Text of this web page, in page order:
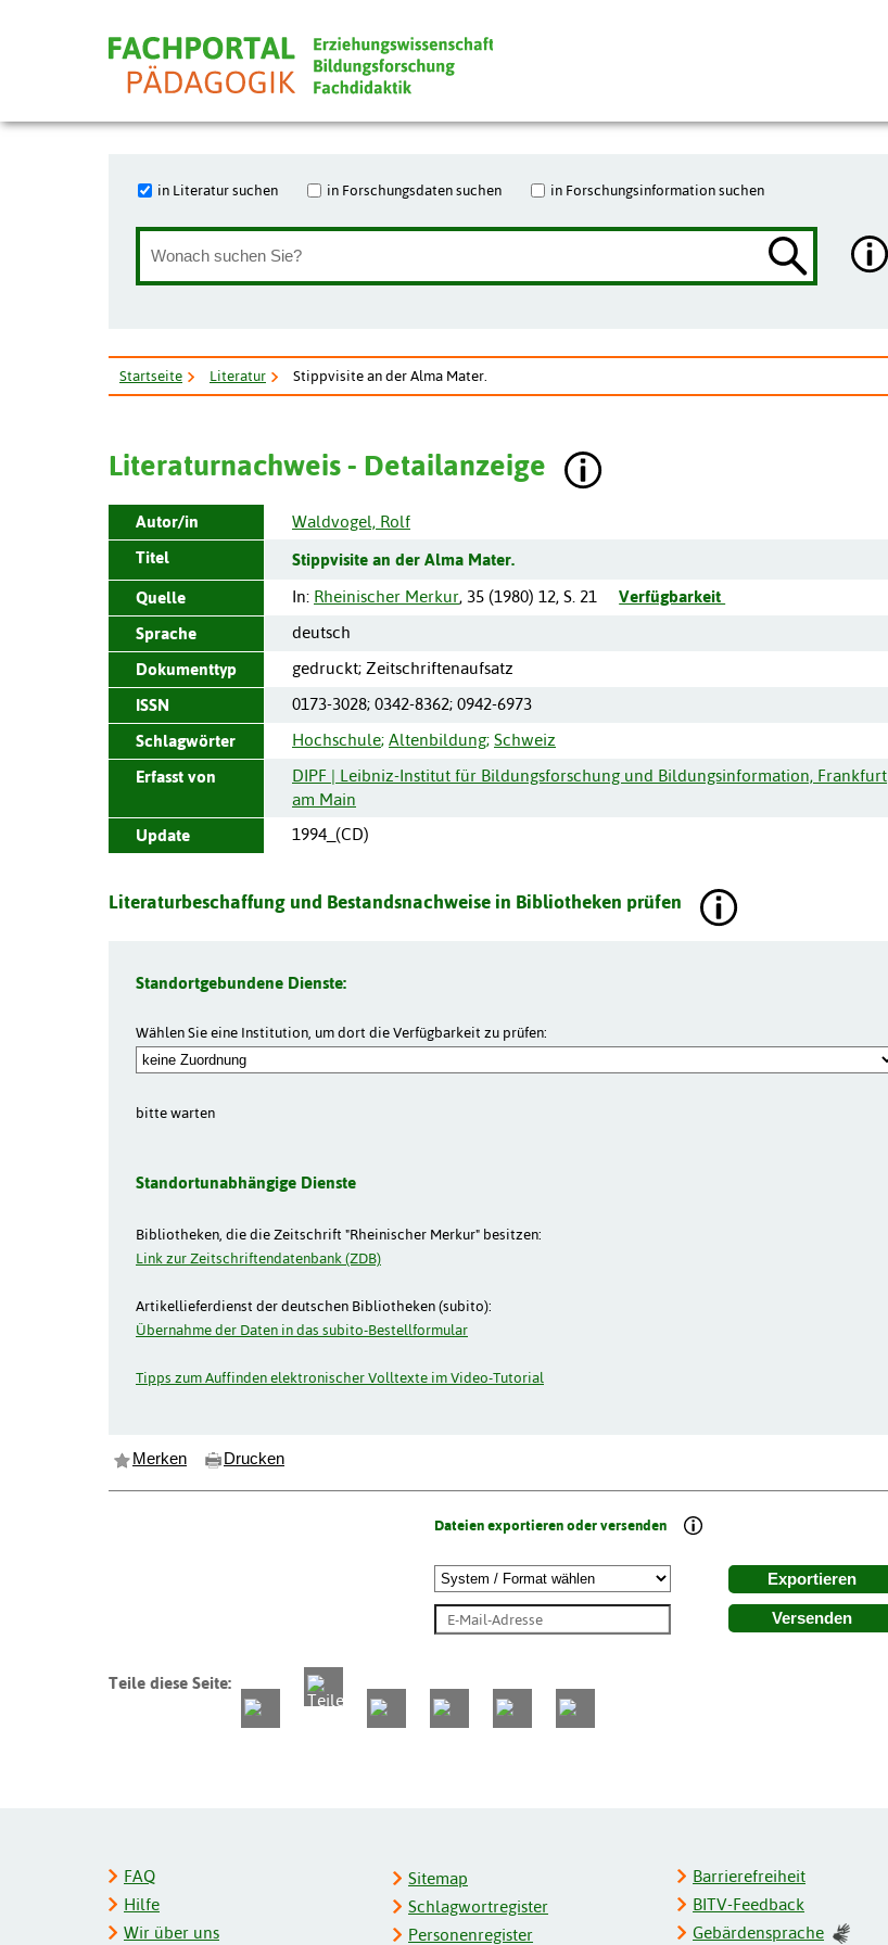
in Literatur suchen in Forschungsdaten suchen in Forschungsinformation suchen
Startseite Literatur Stippvisite an der Alma Mater.
Literaturnachweis - Detailanzeige
Autor/in
Waldvogel, Rolf
Titel
Stippvisite an der Alma Mater.
Quelle In: Rheinischer Merkur, 35 (1980) 12, S. 21
Verfügbarkeit
Sprache
deutsch
Dokumenttyp
gedruckt; Zeitschriftenaufsatz
ISSN
0173-3028; 0342-8362; 0942-6973
Schlagwörter
Hochschule; Altenbildung; Schweiz
Erfasst von
DIPF | Leibniz-Institut für Bildungsforschung und Bildungsinformation, Frankfurt
am Main
Update
1994_(CD)
Literaturbeschaffung und Bestandsnachweise in Bibliotheken prüfen
Standortgebundene Dienste:
Wählen Sie eine Institution, um dort die Verfügbarkeit zu prüfen:
bitte warten
Standortunabhängige Dienste
Bibliotheken, die die Zeitschrift "Rheinischer Merkur" besitzen:
Link zur Zeitschriftendatenbank (ZDB)
Artikellieferdienst der deutschen Bibliotheken (subito):
Übernahme der Daten in das subito-Bestellformular
Tipps zum Auffinden elektronischer Volltexte im Video-Tutorial
Merken Drucken
Dateien exportieren oder versenden
Exportieren
Versenden
Teile diese Seite:
FAQ
Hilfe
Wir über uns
Sitemap
Schlagwortregister
Personenregister
Barrierefreiheit
BITV-Feedback
Gebärdensprache